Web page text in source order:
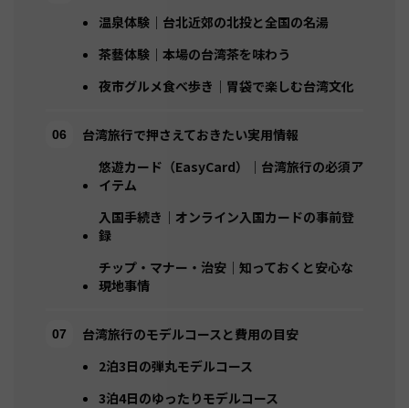
温泉体験｜台北近郊の北投と全国の名湯
茶藝体験｜本場の台湾茶を味わう
夜市グルメ食べ歩き｜胃袋で楽しむ台湾文化
台湾旅行で押さえておきたい実用情報
悠遊カード（EasyCard）｜台湾旅行の必須ア
イテム
入国手続き｜オンライン入国カードの事前登
録
チップ・マナー・治安｜知っておくと安心な
現地事情
台湾旅行のモデルコースと費用の目安
2泊3日の弾丸モデルコース
3泊4日のゆったりモデルコース